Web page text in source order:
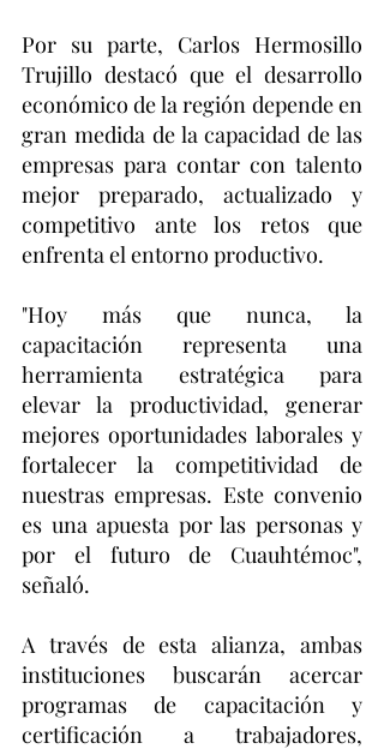
Por su parte, Carlos Hermosillo
Trujillo destacó que el desarrollo
económico de la región depende en
gran medida de la capacidad de las
empresas para contar con talento
mejor preparado, actualizado y
competitivo ante los retos que
enfrenta el entorno productivo.
"Hoy más que nunca, la
capacitación representa una
herramienta estratégica para
elevar la productividad, generar
mejores oportunidades laborales y
fortalecer la competitividad de
nuestras empresas. Este convenio
es una apuesta por las personas y
por el futuro de Cuauhtémoc",
señaló.
A través de esta alianza, ambas
instituciones buscarán acercar
programas de capacitación y
certificación a trabajadores,